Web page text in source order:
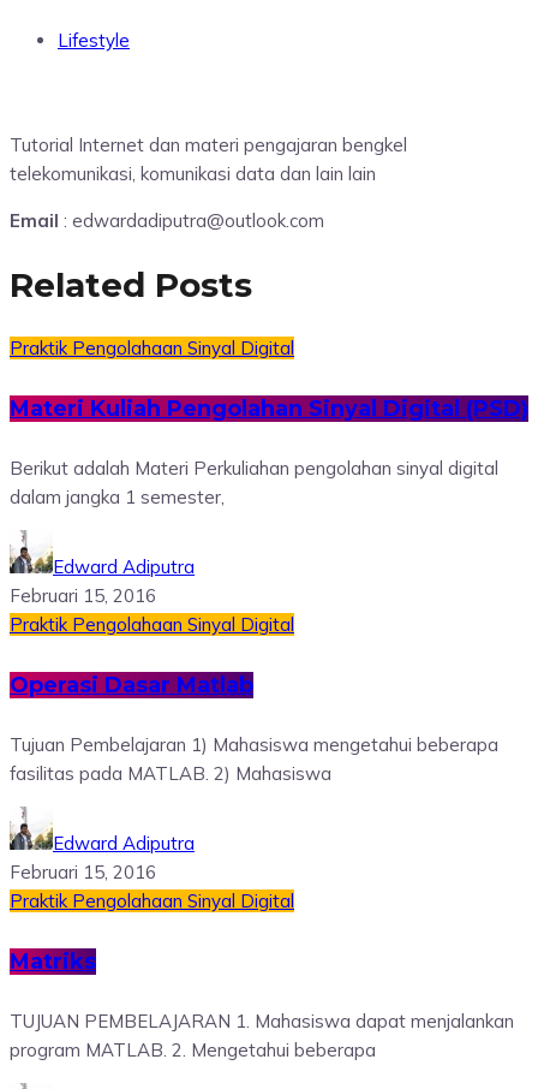
Lifestyle
Tutorial Internet dan materi pengajaran bengkel
telekomunikasi, komunikasi data dan lain lain
Email : edwardadiputra@outlook.com
Related Posts
Praktik Pengolahaan Sinyal Digital
Materi Kuliah Pengolahan Sinyal Digital (PSD)
Berikut adalah Materi Perkuliahan pengolahan sinyal digital
dalam jangka 1 semester,
Edward Adiputra
Februari 15, 2016
Praktik Pengolahaan Sinyal Digital
Operasi Dasar Matlab
Tujuan Pembelajaran 1) Mahasiswa mengetahui beberapa
fasilitas pada MATLAB. 2) Mahasiswa
Edward Adiputra
Februari 15, 2016
Praktik Pengolahaan Sinyal Digital
Matriks
TUJUAN PEMBELAJARAN 1. Mahasiswa dapat menjalankan
program MATLAB. 2. Mengetahui beberapa